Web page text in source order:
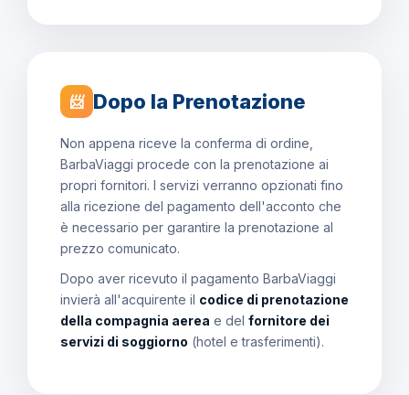
📨 Dopo la Prenotazione
Non appena riceve la conferma di ordine,
BarbaViaggi procede con la prenotazione ai
propri fornitori. I servizi verranno opzionati fino
alla ricezione del pagamento dell'acconto che
è necessario per garantire la prenotazione al
prezzo comunicato.
Dopo aver ricevuto il pagamento BarbaViaggi
invierà all'acquirente il codice di prenotazione
della compagnia aerea e del fornitore dei
servizi di soggiorno (hotel e trasferimenti).